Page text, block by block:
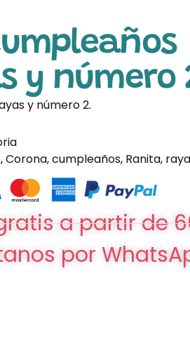
y número
y número 2.
,Corona,cumpleaños, Ranita,
a partir de
por